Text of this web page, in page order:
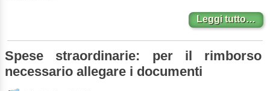
Leggi tutto…
Spese straordinarie: per il rimborso
necessario allegare i documenti